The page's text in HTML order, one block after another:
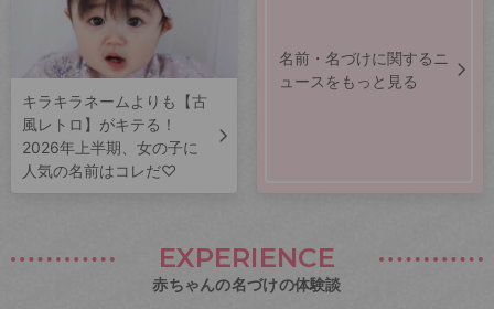
キラキラネームよりも【古
風レトロ】がキテる！
2026年上半期、女の子に
人気の名前はコレだ♡
名前・名づけに関するニ
ュースをもっと見る
EXPERIENCE
赤ちゃんの名づけの体験談